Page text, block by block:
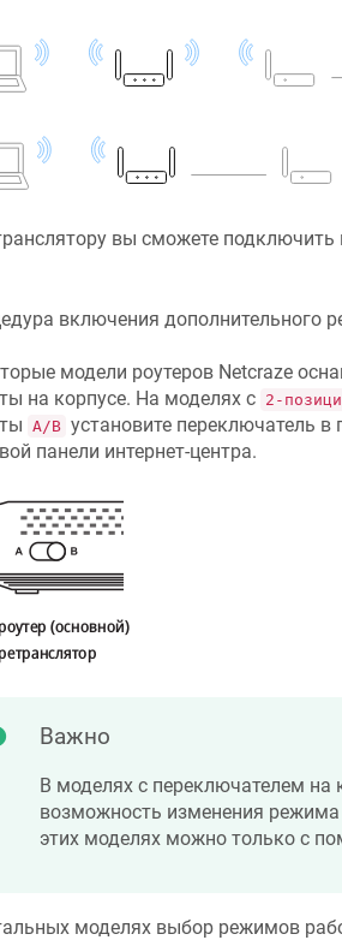
вы сможете
включения дополнительного
модели роутеров Netcraze
на корпусе. На моделях с
2-
A/B установите переключатель в
панели интернет-центра.
Важно
В моделях с переключателем на
возможность изменения
этих моделях можно только с
моделях выбор режимов